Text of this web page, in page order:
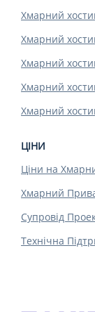
Хмарний
Хмарний
Хмарний
Хмарний
Хмарний
ЦІНИ
Ціни на
Хмарний
Супровід
Технічна